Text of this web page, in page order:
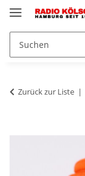
Zurück zur Liste